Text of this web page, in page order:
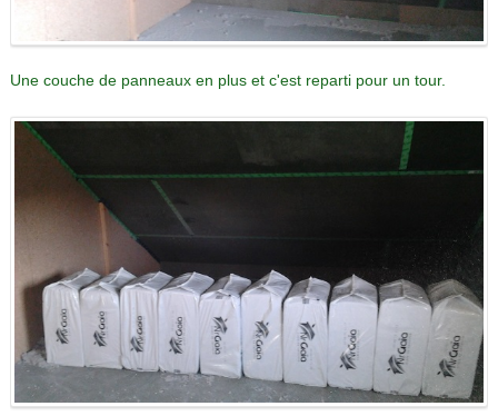
Une couche de panneaux en plus et c'est reparti pour un tour.